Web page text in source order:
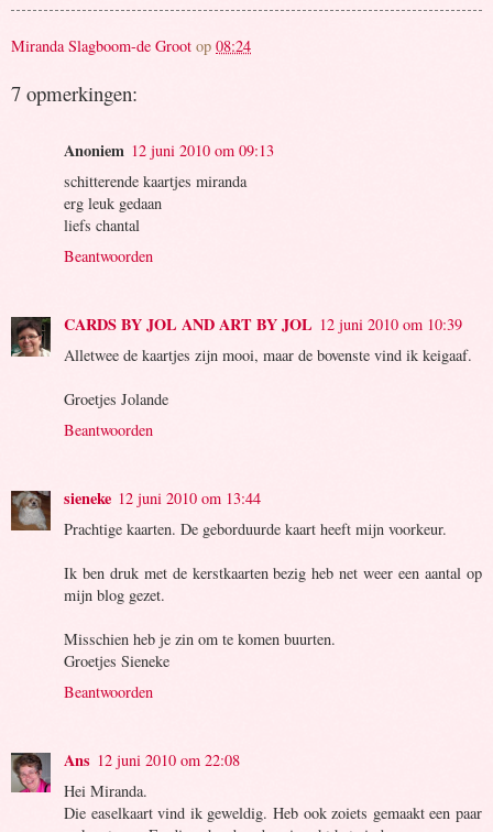
Miranda Slagboom-de Groot op 08:24
7 opmerkingen:
Anoniem 12 juni 2010 om 09:13
schitterende kaartjes miranda
erg leuk gedaan
liefs chantal
Beantwoorden
CARDS BY JOL AND ART BY JOL 12 juni 2010 om 10:39
Alletwee de kaartjes zijn mooi, maar de bovenste vind ik keigaaf.
Groetjes Jolande
Beantwoorden
sieneke 12 juni 2010 om 13:44
Prachtige kaarten. De geborduurde kaart heeft mijn voorkeur.
Ik ben druk met de kerstkaarten bezig heb net weer een aantal op
mijn blog gezet.
Misschien heb je zin om te komen buurten.
Groetjes Sieneke
Beantwoorden
Ans 12 juni 2010 om 22:08
Hei Miranda.
Die easelkaart vind ik geweldig. Heb ook zoiets gemaakt een paar